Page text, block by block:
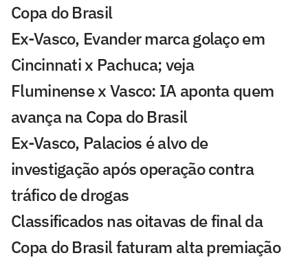
Copa do Brasil
Ex-Vasco, Evander marca golaço em
Cincinnati x Pachuca; veja
Fluminense x Vasco: IA aponta quem
avança na Copa do Brasil
Ex-Vasco, Palacios é alvo de
investigação após operação contra
tráfico de drogas
Classificados nas oitavas de final da
Copa do Brasil faturam alta premiação